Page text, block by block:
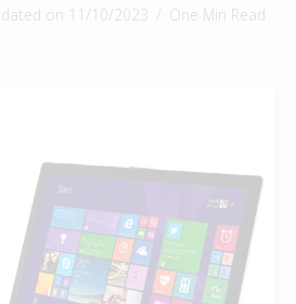
on 11/10/2023
One Min Read